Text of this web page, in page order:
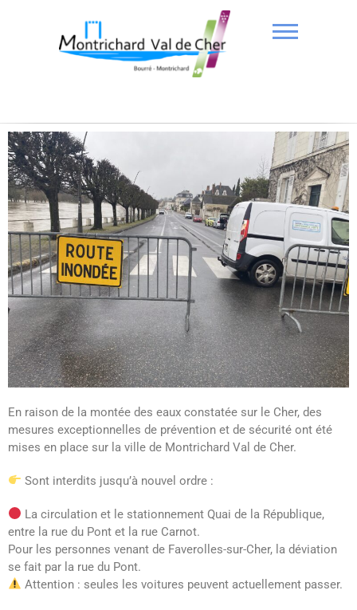
En raison de la montée des eaux constatée sur le Cher, des
mesures exceptionnelles de prévention et de sécurité ont été
mises en place sur la ville de Montrichard Val de Cher.
Sont interdits jusqu’à nouvel ordre :
La circulation et le stationnement Quai de la République,
entre la rue du Pont et la rue Carnot.
Pour les personnes venant de Faverolles-sur-Cher, la déviation
se fait par la rue du Pont.
Attention : seules les voitures peuvent actuellement passer.